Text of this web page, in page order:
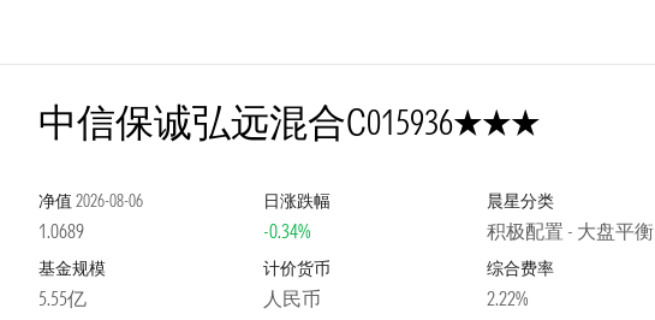
中信保诚弘远混合C015936
净值 2026-08-06
1.0689
日涨跌幅
-0.34%
晨星分类
积极配置 - 大盘平衡
基金规模
5.55亿
计价货币
人民币
综合费率
2.22%